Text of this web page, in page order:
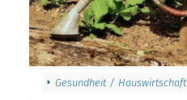
Gesundheit / Hauswirtschaft